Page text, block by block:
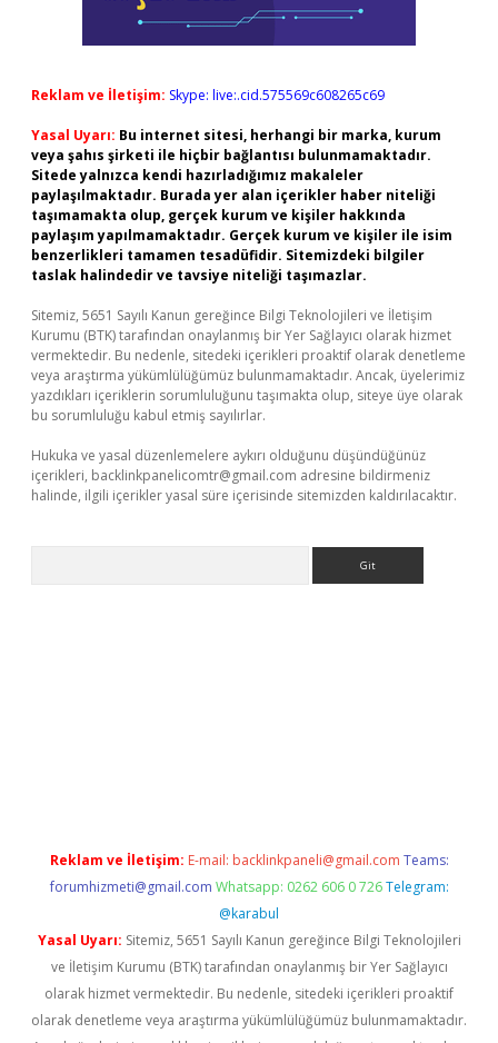
Reklam ve İletişim: Skype: live:.cid.575569c608265c69
Yasal Uyarı: Bu internet sitesi, herhangi bir marka, kurum
veya şahıs şirketi ile hiçbir bağlantısı bulunmamaktadır.
Sitede yalnızca kendi hazırladığımız makaleler
paylaşılmaktadır. Burada yer alan içerikler haber niteliği
taşımamakta olup, gerçek kurum ve kişiler hakkında
paylaşım yapılmamaktadır. Gerçek kurum ve kişiler ile isim
benzerlikleri tamamen tesadüfidir. Sitemizdeki bilgiler
taslak halindedir ve tavsiye niteliği taşımazlar.
Sitemiz, 5651 Sayılı Kanun gereğince Bilgi Teknolojileri ve İletişim
Kurumu (BTK) tarafından onaylanmış bir Yer Sağlayıcı olarak hizmet
vermektedir. Bu nedenle, sitedeki içerikleri proaktif olarak denetleme
veya araştırma yükümlülüğümüz bulunmamaktadır. Ancak, üyelerimiz
yazdıkları içeriklerin sorumluluğunu taşımakta olup, siteye üye olarak
bu sorumluluğu kabul etmiş sayılırlar.
Hukuka ve yasal düzenlemelere aykırı olduğunu düşündüğünüz
içerikleri, backlinkpanelicomtr@gmail.com adresine bildirmeniz
halinde, ilgili içerikler yasal süre içerisinde sitemizden kaldırılacaktır.
Reklam ve İletişim: E-mail: backlinkpaneli@gmail.com Teams:
forumhizmeti@gmail.com Whatsapp: 0262 606 0 726 Telegram:
@karabul
Yasal Uyarı: Sitemiz, 5651 Sayılı Kanun gereğince Bilgi Teknolojileri
ve İletişim Kurumu (BTK) tarafından onaylanmış bir Yer Sağlayıcı
olarak hizmet vermektedir. Bu nedenle, sitedeki içerikleri proaktif
olarak denetleme veya araştırma yükümlülüğümüz bulunmamaktadır.